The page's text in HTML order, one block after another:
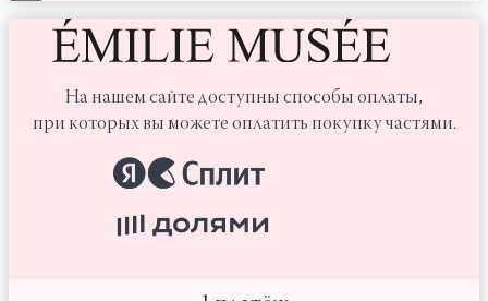
На нашем сайте доступны способы оплаты,
при которых вы можете оплатить покупку частями.